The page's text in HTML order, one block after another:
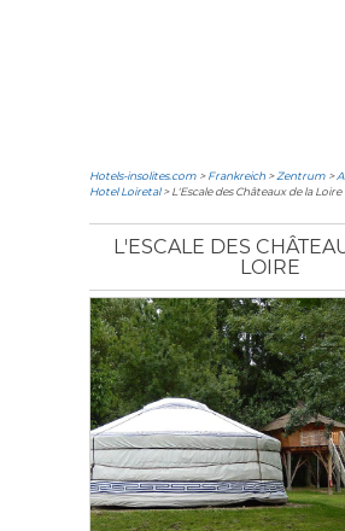
Hotels-insolites.com >Frankreich >Zentrum >
Hotel Loiretal> L'Escale des Châteaux de la Loire
L'ESCALE DES
LOIRE